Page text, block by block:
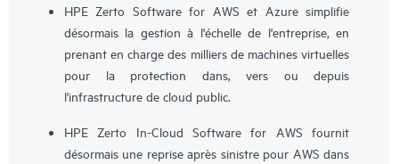
HPE Zerto Software for AWS et Azure simplifie
désormais la gestion à l'échelle de l'entreprise, en
prenant en charge des milliers de machines virtuelles
pour la protection dans, vers ou depuis
l'infrastructure de cloud public.
HPE Zerto In-Cloud Software for AWS fournit
désormais une reprise après sinistre pour AWS dans